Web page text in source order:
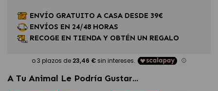
ENVÍO GRATUITO A CASA DESDE 39€
ENVÍOS EN 24/48 HORAS
RECOGE EN TIENDA Y OBTÉN UN REGALO
A Tu Animal Le Podría Gustar...